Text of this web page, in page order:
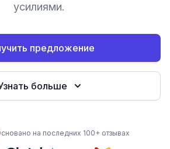
усилиями.
предложение
больше
на последних 100+ отзывах